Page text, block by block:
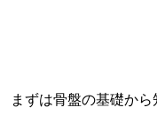
まずは骨盤の基礎から